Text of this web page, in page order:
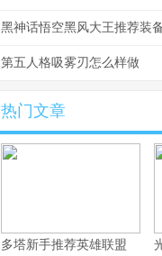
黑神话悟空黑风大王推荐装
第五人格吸雾刃怎么样做
热门文章
多塔新手推荐英雄联盟